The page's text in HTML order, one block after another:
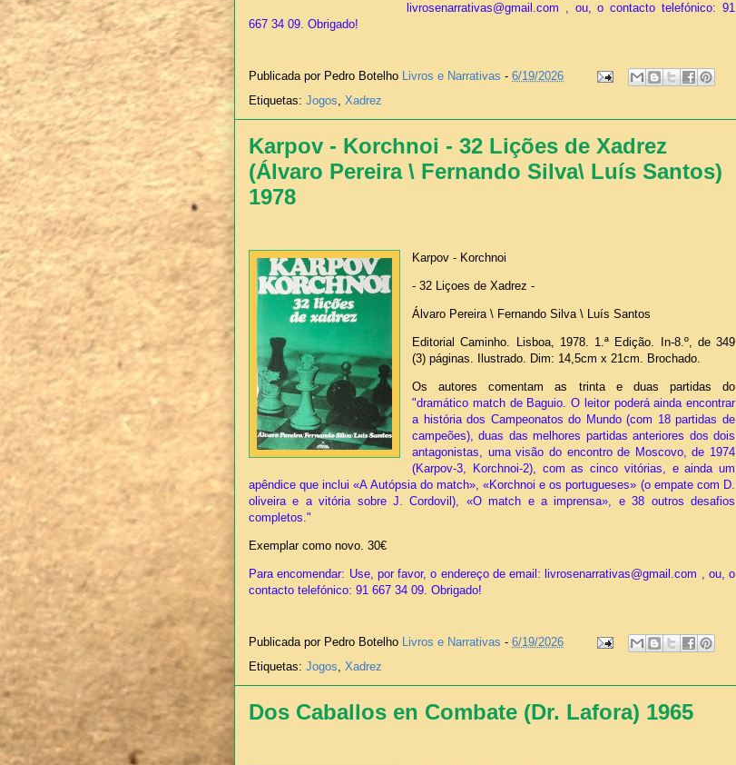
livrosenarrativas@gmail.com , ou, o contacto telefónico: 91
667 34 09. Obrigado!
Publicada por Pedro Botelho Livros e Narrativas - 6/19/2026
Etiquetas: Jogos, Xadrez
Karpov - Korchnoi - 32 Lições de Xadrez
(Álvaro Pereira \ Fernando Silva\ Luís Santos)
1978
Karpov - Korchnoi
- 32 Liçoes de Xadrez -
Álvaro Pereira \ Fernando Silva \ Luís Santos
Editorial Caminho. Lisboa, 1978. 1.ª Edição. In-8.º, de 349
(3) páginas. Ilustrado. Dim: 14,5cm x 21cm. Brochado.
Os autores comentam as trinta e duas partidas do
"dramático match de Baguio. O leitor poderá ainda encontrar
a história dos Campeonatos do Mundo (com 18 partidas de
campeões), duas das melhores partidas anteriores dos dois
antagonistas, uma visão do encontro de Moscovo, de 1974
(Karpov-3, Korchnoi-2), com as cinco vitórias, e ainda um
apêndice que inclui «A Autópsia do match», «Korchnoi e os portugueses» (o empate com D.
oliveira e a vitória sobre J. Cordovil), «O match e a imprensa», e 38 outros desafios
completos."
Exemplar como novo. 30€
Para encomendar: Use, por favor, o endereço de email: livrosenarrativas@gmail.com , ou, o
contacto telefónico: 91 667 34 09. Obrigado!
Publicada por Pedro Botelho Livros e Narrativas - 6/19/2026
Etiquetas: Jogos, Xadrez
Dos Caballos en Combate (Dr. Lafora) 1965